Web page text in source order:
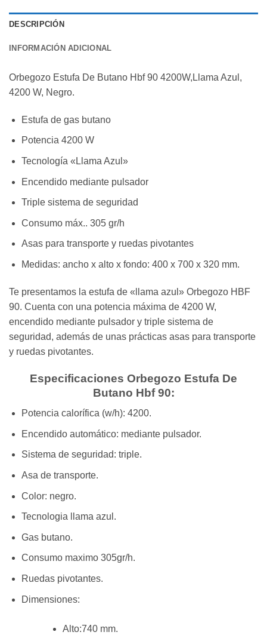
DESCRIPCIÓN
INFORMACIÓN ADICIONAL
Orbegozo Estufa De Butano Hbf 90 4200W,Llama Azul,
4200 W, Negro.
Estufa de gas butano
Potencia 4200 W
Tecnología «Llama Azul»
Encendido mediante pulsador
Triple sistema de seguridad
Consumo máx.. 305 gr/h
Asas para transporte y ruedas pivotantes
Medidas: ancho x alto x fondo: 400 x 700 x 320 mm.
Te presentamos la estufa de «llama azul» Orbegozo HBF
90. Cuenta con una potencia máxima de 4200 W,
encendido mediante pulsador y triple sistema de
seguridad, además de unas prácticas asas para transporte
y ruedas pivotantes.
Especificaciones Orbegozo Estufa De
Butano Hbf 90:
Potencia calorífica (w/h): 4200.
Encendido automático: mediante pulsador.
Sistema de seguridad: triple.
Asa de transporte.
Color: negro.
Tecnologia llama azul.
Gas butano.
Consumo maximo 305gr/h.
Ruedas pivotantes.
Dimensiones:
Alto:740 mm.